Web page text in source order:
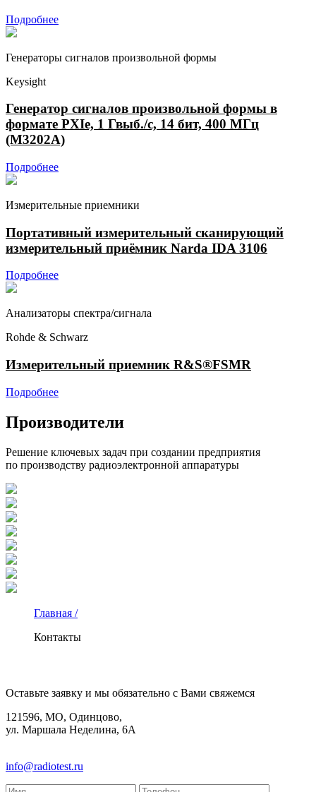
Подробнее
Генераторы сигналов произвольной формы
Keysight
Генератор сигналов произвольной формы в
формате PXIe, 1 Гвыб./с, 14 бит, 400 МГц
(M3202A)
Подробнее
Измерительные приемники
Портативный измерительный сканирующий
измерительный приёмник Narda IDA 3106
Подробнее
Анализаторы спектра/сигнала
Rohde & Schwarz
Измерительный приемник R&S®FSMR
Подробнее
Производители
Решение ключевых задач при создании предприятия
по производству радиоэлектронной аппаратуры
Главная /
Контакты
Оставьте заявку и мы обязательно с Вами свяжемся
121596, МО, Одинцово,
ул. Маршала Неделина, 6А
info@radiotest.ru